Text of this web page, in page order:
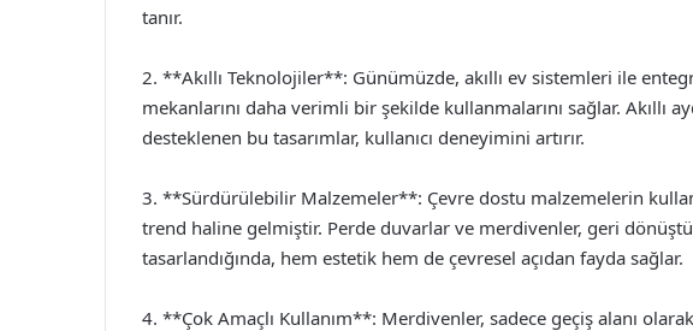
tanır.
2. **Akıllı Teknolojiler**: Günümüzde, akıllı ev sistemleri ile
mekanlarını daha verimli bir şekilde kullanmalarını sağlar. Akıllı
desteklenen bu tasarımlar, kullanıcı deneyimini artırır.
3. **Sürdürülebilir Malzemeler**: Çevre dostu malzemelerin
trend haline gelmiştir. Perde duvarlar ve merdivenler, geri
tasarlandığında, hem estetik hem de çevresel açıdan fayda sağlar.
4. **Çok Amaçlı Kullanım**: Merdivenler, sadece geçiş alanı